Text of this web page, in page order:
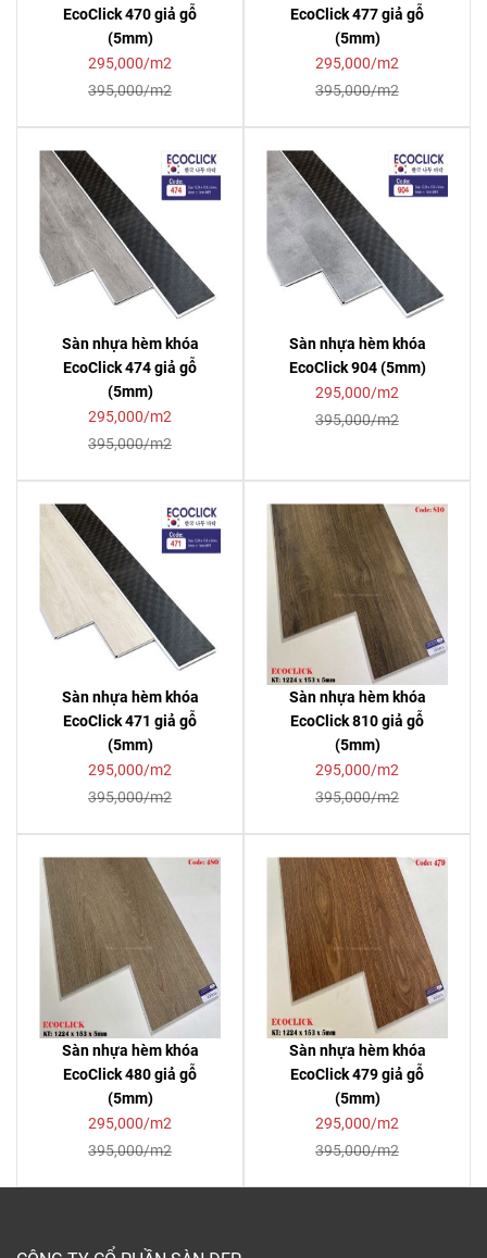
EcoClick 470 giả gỗ
(5mm)
295,000/m2
395,000/m2
EcoClick 477 giả gỗ
(5mm)
295,000/m2
395,000/m2
Sàn nhựa hèm khóa
EcoClick 474 giả gỗ
(5mm)
295,000/m2
395,000/m2
Sàn nhựa hèm khóa
EcoClick 904 (5mm)
295,000/m2
395,000/m2
Sàn nhựa hèm khóa
EcoClick 471 giả gỗ
(5mm)
295,000/m2
395,000/m2
Sàn nhựa hèm khóa
EcoClick 810 giả gỗ
(5mm)
295,000/m2
395,000/m2
Sàn nhựa hèm khóa
EcoClick 480 giả gỗ
(5mm)
295,000/m2
395,000/m2
Sàn nhựa hèm khóa
EcoClick 479 giả gỗ
(5mm)
295,000/m2
395,000/m2